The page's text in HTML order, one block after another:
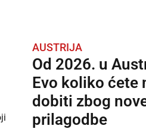
AUSTRIJA
Od 2026. u
Evo koliko ćete
dobiti zbog
prilagodbe